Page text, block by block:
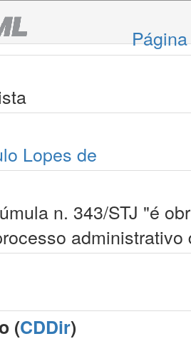
Lopes de
n. 343/STJ "é
administrativo
(CDDir)